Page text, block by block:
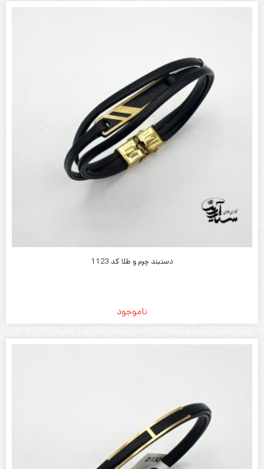
دستبند چرم و طلا کد 1123
ناموجود